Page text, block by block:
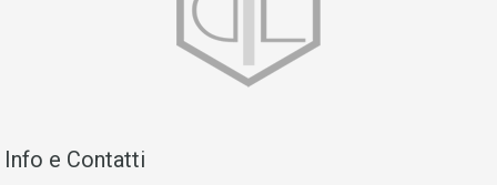
Info e Contatti